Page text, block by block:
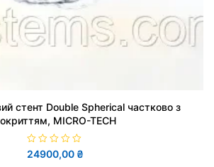
стент Double Spherical частково з
MICRO-TECH
О
ц24900,00 ₴